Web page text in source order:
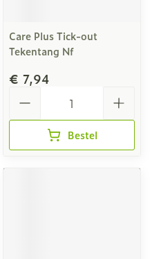
Care Plus Tick-out
Tekentang Nf
€ 7,94
Bestel